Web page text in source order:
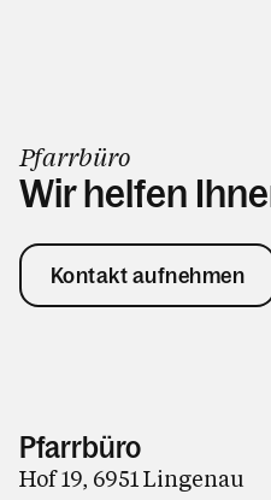
Pfarrbüro
Wir helfen
Kontakt aufnehmen
Pfarrbüro
Hof 19, 6951 Lingenau